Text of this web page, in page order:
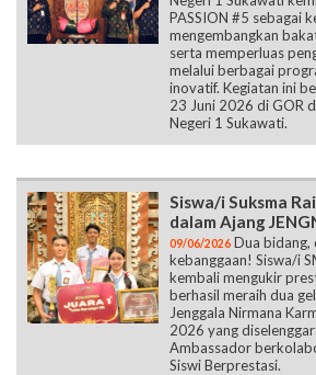
PASSION #5 sebagai
mengembangkan
serta memperluas
melalui berbagai
inovatif. Kegiatan ini
23 Juni 2026 di GOR
Negeri 1 Sukawati.
Siswa/i Suksma
dalam Ajang
09/06/2026 Dua bidang,
kebanggaan! Siswa/i
kembali mengukir
berhasil meraih dua
Jenggala Nirmana
2026 yang
Ambassador
Siswi Berprestasi.